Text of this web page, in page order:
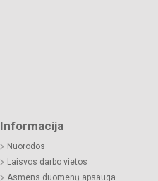
Informacija
Nuorodos
Laisvos darbo vietos
Asmens duomenų apsauga